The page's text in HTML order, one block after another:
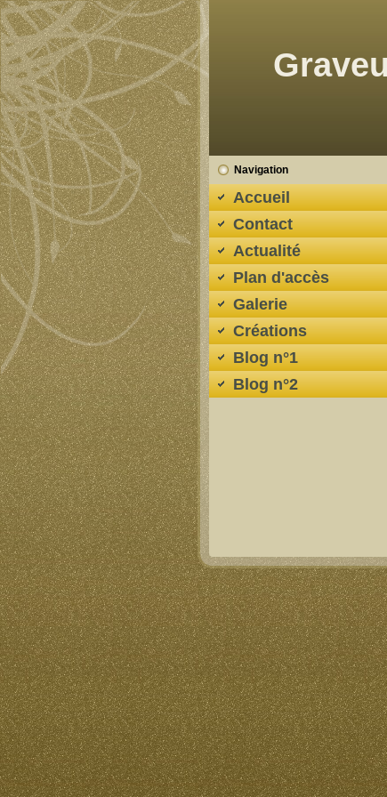
Navigation
Accueil
Contact
Actualité
Plan d'accès
Galerie
Créations
Blog n°1
Blog n°2